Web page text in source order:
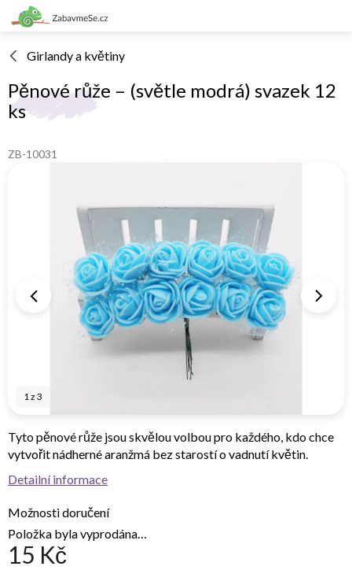
Přejít
na
Girlandy a květiny
Pěnové růže – (světle modrá) svazek 12
ks
ZB-10031
1z 3
15 Kč
Možnosti doručení
Položka byla vyprodána…
Tyto pěnové růže jsou skvělou volbou pro každého, kdo chce
vytvořit nádherné aranžmá bez starostí o vadnutí květin.
Detailní informace